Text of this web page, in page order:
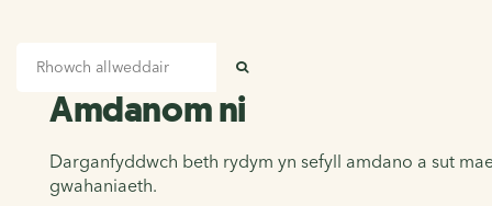
Amdanom ni
Amdanom ni
Darganfyddwch beth rydym yn sefyll amdano a sut
gwahaniaeth.